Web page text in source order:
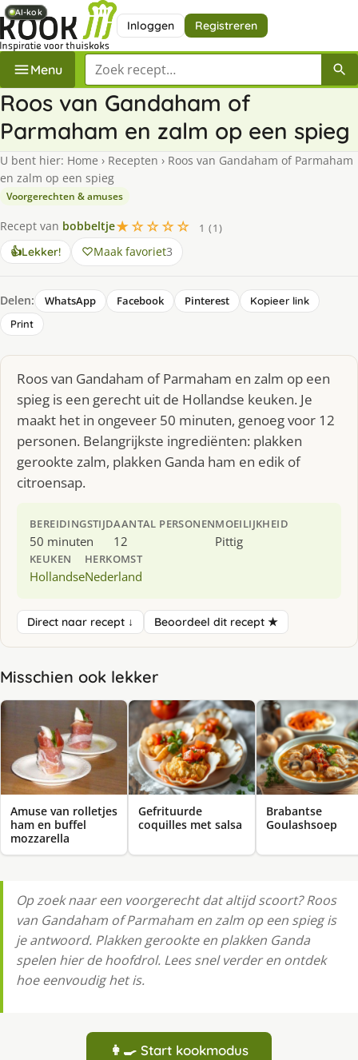
Inloggen Registreren
Menu Zoek een recept
Roos van Gandaham of
Parmaham en zalm op een spieg
U bent hier: Home › Recepten › Roos van Gandaham of Parmaham
en zalm op een spieg
Voorgerechten & amuses
Recept van bobbeltje★☆☆☆☆
1 (1)
👍Lekker! Maak favoriet3
Delen: WhatsApp Facebook Pinterest
Kopieer link
Print
Roos van Gandaham of Parmaham en zalm op een
spieg is een gerecht uit de Hollandse keuken. Je
maakt het in ongeveer 50 minuten, genoeg voor 12
personen. Belangrijkste ingrediënten: plakken
gerookte zalm, plakken Ganda ham en edik of
citroensap.
BEREIDINGSTIJD
50 minuten
AANTAL PERSONEN
12
MOEILIJKHEID
Pittig
KEUKEN
Hollandse
HERKOMST
Nederland
Direct naar recept ↓ Beoordeel dit recept ★
Misschien ook lekker
Amuse van rolletjes
ham en buffel
mozzarella
AI-kok
Gefrituurde
coquilles met salsa
AI-kok
Brabantse
Goulashsoep
AI-kok
Op zoek naar een voorgerecht dat altijd scoort? Roos
van Gandaham of Parmaham en zalm op een spieg is
je antwoord. Plakken gerookte en plakken Ganda
spelen hier de hoofdrol. Lees snel verder en ontdek
hoe eenvoudig het is.
👩‍🍳 Start kookmodus